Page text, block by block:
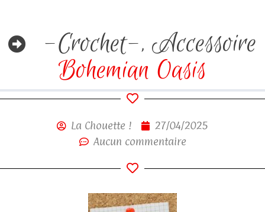
-Crochet-, Accessoire
Bohemian Oasis
La Chouette !
27/04/2025
Aucun commentaire